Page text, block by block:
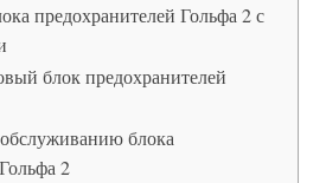
предохранителей Гольфа 2 с
блок предохранителей
блока
2